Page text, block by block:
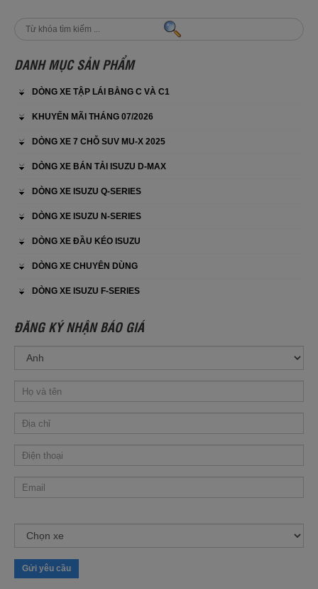
DANH MỤC SẢN PHẨM
DÒNG XE TẬP LÁI BẰNG C VÀ C1
KHUYẾN MÃI THÁNG 07/2026
DÒNG XE 7 CHỖ SUV MU-X 2025
DÒNG XE BÁN TẢI ISUZU D-MAX
DÒNG XE ISUZU Q-SERIES
DÒNG XE ISUZU N-SERIES
DÒNG XE ĐẦU KÉO ISUZU
DÒNG XE CHUYÊN DÙNG
DÒNG XE ISUZU F-SERIES
ĐĂNG KÝ NHẬN BÁO GIÁ
Gửi yêu cầu